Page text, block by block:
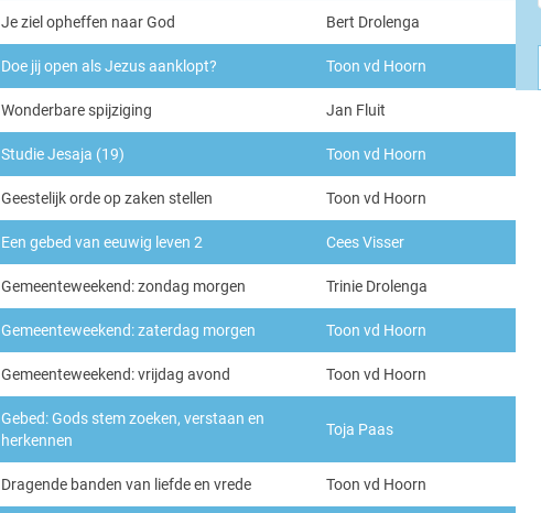
Je ziel opheffen naar God Bert Drolenga
Doe jij open als Jezus aanklopt? Toon vd Hoorn
Wonderbare spijziging Jan Fluit
Studie Jesaja (19) Toon vd Hoorn
Geestelijk orde op zaken stellen Toon vd Hoorn
Een gebed van eeuwig leven 2 Cees Visser
Gemeenteweekend: zondag morgen Trinie Drolenga
Gemeenteweekend: zaterdag morgen Toon vd Hoorn
Gemeenteweekend: vrijdag avond Toon vd Hoorn
Gebed: Gods stem zoeken, verstaan en
herkennen
Toja Paas
Dragende banden van liefde en vrede Toon vd Hoorn